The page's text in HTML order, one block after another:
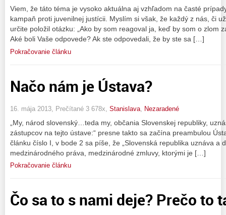
Viem, že táto téma je vysoko aktuálna aj vzhľadom na časté
kampaň proti juvenilnej justícii. Myslím si však, že každý z nás, či
určite položil otázku: „Ako by som reagoval ja, keď by som o zlom
Aké boli Vaše odpovede? Ak ste odpovedali, že by ste sa […]
Pokračovanie článku
Načo nám je Ústava?
16. mája 2013, Prečítané 3 678x, Stanislava, Nezaradené
„My, národ slovenský…teda my, občania Slovenskej republiky,
zástupcov na tejto ústave:“ presne takto sa začína preambulou
článku číslo I, v bode 2 sa píše, že „Slovenská republika uznáva a
medzinárodného práva, medzinárodné zmluvy, ktorými je […]
Pokračovanie článku
Čo sa to s nami deje? Prečo to